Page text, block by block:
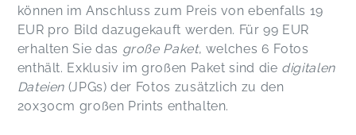
können im Anschluss zum Preis von ebenfalls 19
EUR pro Bild dazugekauft werden. Für 99 EUR
erhalten Sie das große Paket, welches 6 Fotos
enthält. Exklusiv im großen Paket sind die digitalen
Dateien (JPGs) der Fotos zusätzlich zu den
20x30cm großen Prints enthalten.